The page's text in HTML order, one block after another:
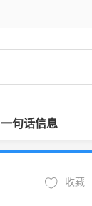
一句话信息
收藏